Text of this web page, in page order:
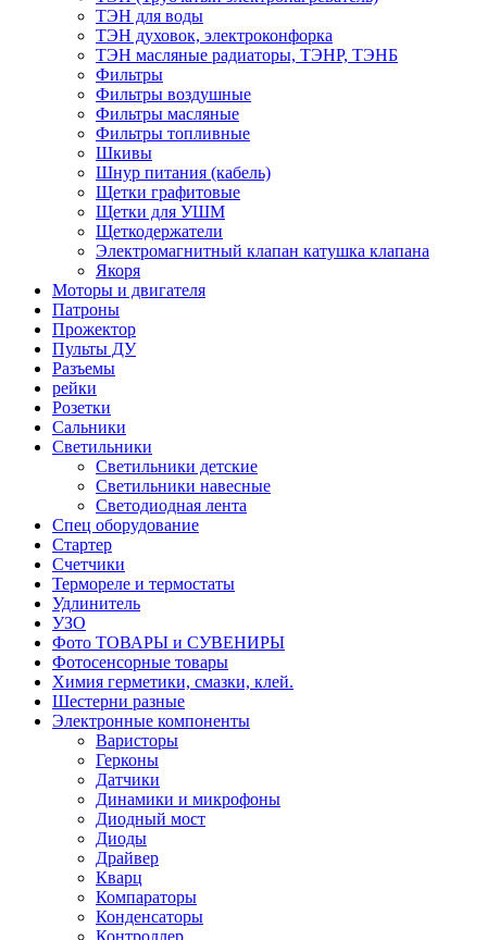
ТЭН для воды
ТЭН духовок, электроконфорка
ТЭН масляные радиаторы, ТЭНР, ТЭНБ
Фильтры
Фильтры воздушные
Фильтры масляные
Фильтры топливные
Шкивы
Шнур питания (кабель)
Щетки графитовые
Щетки для УШМ
Щеткодержатели
Электромагнитный клапан катушка клапана
Якоря
Моторы и двигателя
Патроны
Прожектор
Пульты ДУ
Разъемы
рейки
Розетки
Сальники
Светильники
Светильники детские
Светильники навесные
Светодиодная лента
Спец оборудование
Стартер
Счетчики
Термореле и термостаты
Удлинитель
УЗО
Фото ТОВАРЫ и СУВЕНИРЫ
Фотосенсорные товары
Химия герметики, смазки, клей.
Шестерни разные
Электронные компоненты
Варисторы
Герконы
Датчики
Динамики и микрофоны
Диодный мост
Диоды
Драйвер
Кварц
Компараторы
Конденсаторы
Контроллер